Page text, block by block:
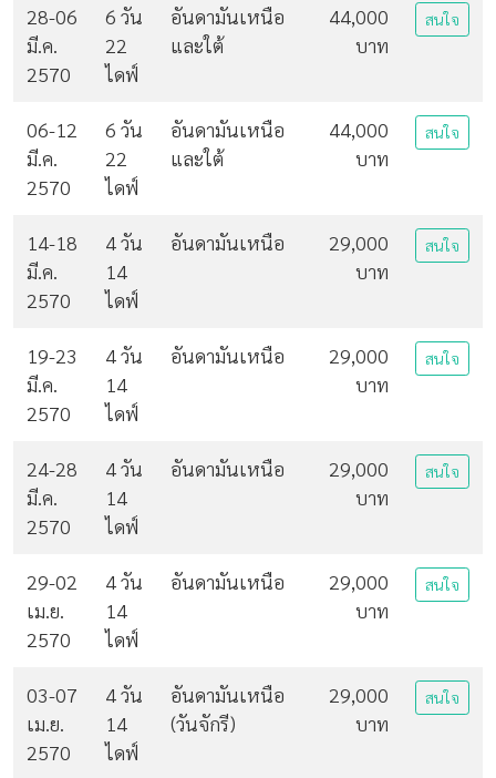
28-06
มี.ค.
2570
6 วัน
22
ไดฟ์
อันดามันเหนือ
และใต้
44,000
บาท
สนใจ
06-12
มี.ค.
2570
6 วัน
22
ไดฟ์
อันดามันเหนือ
และใต้
44,000
บาท
สนใจ
14-18
มี.ค.
2570
4 วัน
14
ไดฟ์
อันดามันเหนือ
29,000
บาท
สนใจ
19-23
มี.ค.
2570
4 วัน
14
ไดฟ์
อันดามันเหนือ
29,000
บาท
สนใจ
24-28
มี.ค.
2570
4 วัน
14
ไดฟ์
อันดามันเหนือ
29,000
บาท
สนใจ
29-02
เม.ย.
2570
4 วัน
14
ไดฟ์
อันดามันเหนือ
29,000
บาท
สนใจ
03-07
เม.ย.
2570
4 วัน
14
ไดฟ์
อันดามันเหนือ
(วันจักรี)
29,000
บาท
สนใจ